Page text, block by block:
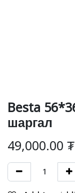
Besta
шаргал
49,000.00₮